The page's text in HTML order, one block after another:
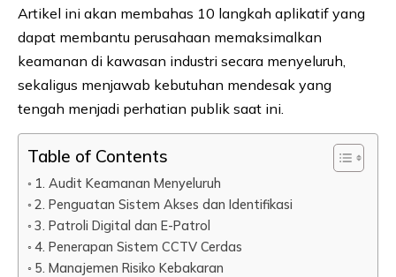
Artikel ini akan membahas 10 langkah aplikatif yang
dapat membantu perusahaan memaksimalkan
keamanan di kawasan industri secara menyeluruh,
sekaligus menjawab kebutuhan mendesak yang
tengah menjadi perhatian publik saat ini.
Table of Contents
1. Audit Keamanan Menyeluruh
2. Penguatan Sistem Akses dan Identifikasi
3. Patroli Digital dan E-Patrol
4. Penerapan Sistem CCTV Cerdas
5. Manajemen Risiko Kebakaran